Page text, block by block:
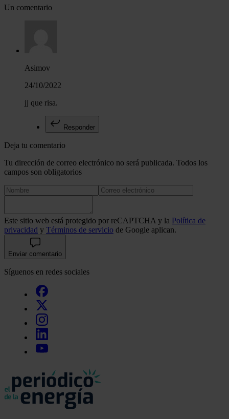
Un comentario
Asimov
24/10/2022
jj que risa.
Responder
Deja tu comentario
Tu dirección de correo electrónico no será publicada. Todos los
campos son obligatorios
Este sitio web está protegido por reCAPTCHA y la Política de
privacidad y Términos de servicio de Google aplican.
Enviar comentario
Síguenos en redes sociales